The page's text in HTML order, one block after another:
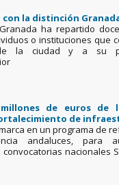
con la distinción
ha repartido
o instituciones que
de la ciudad y a su
de euros de
de
en un programa de
andaluces, para
nacionales